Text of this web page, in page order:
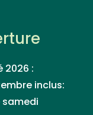
2026 :
inclus:
samedi